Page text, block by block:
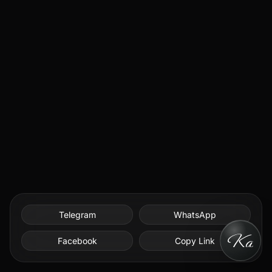
Telegram WhatsApp
Facebook Copy Link